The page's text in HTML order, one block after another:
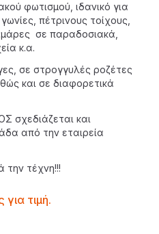
φωτισμού, ιδανικό για
πέτρινους τοίχους,
σε παραδοσιακά,
κ.α.
σε στρογγυλές ροζέτες
και σε διαφορετικά
σχεδιάζεται και
από την εταιρεία
τέχνη!!!
τιμή.